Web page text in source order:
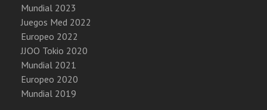
Mundial 2023
Juegos Med 2022
Europeo 2022
JJOO Tokio 2020
Mundial 2021
Europeo 2020
Mundial 2019